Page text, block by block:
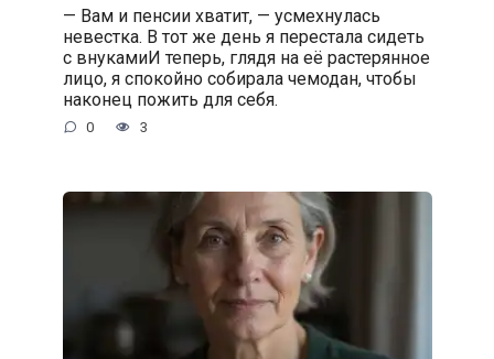
— Вам и пенсии хватит, — усмехнулась
невестка. В тот же день я перестала сидеть
с внукамиИ теперь, глядя на её растерянное
лицо, я спокойно собирала чемодан, чтобы
наконец пожить для себя.
0 3